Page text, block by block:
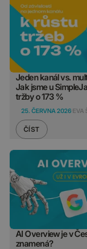
Jeden kanál vs.
Jak jsme u
tržby o 173 %
25. ČERVNA 2026 EVA
ČÍST
AI Overview je v
znamená?